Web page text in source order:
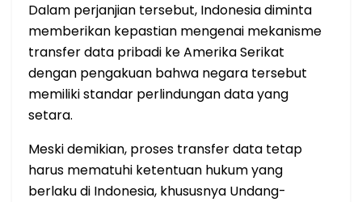
Dalam perjanjian tersebut, Indonesia diminta
memberikan kepastian mengenai mekanisme
transfer data pribadi ke Amerika Serikat
dengan pengakuan bahwa negara tersebut
memiliki standar perlindungan data yang
setara.
Meski demikian, proses transfer data tetap
harus mematuhi ketentuan hukum yang
berlaku di Indonesia, khususnya Undang-